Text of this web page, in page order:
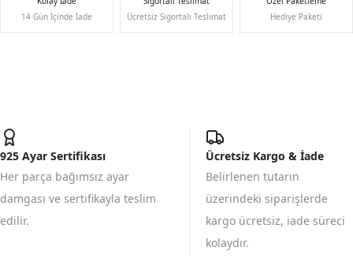
14 Gün İçinde İade
Ücretsiz Sigortalı Teslimat
Hediye Paketi
925 Ayar Sertifikası
Her parça bağımsız ayar
damgası ve sertifikayla teslim
edilir.
Ücretsiz Kargo & İade
Belirlenen tutarın
üzerindeki siparişlerde
kargo ücretsiz, iade süreci
kolaydır.